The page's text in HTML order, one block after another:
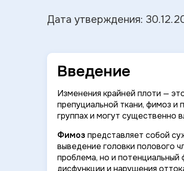
Дата утверждения:
Введение
Изменения крайней плоти —
препуциальной ткани, фимоз и
группах и могут существенно
Фимоз представляет собой
выведение головки полового
проблема, но и потенциальный
дисфункции и нарушения